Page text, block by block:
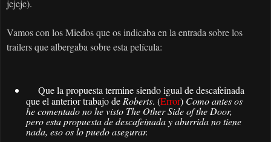
jejeje).
Vamos con los Miedos que os indicaba en la entrada sobre los
trailers que albergaba sobre esta película:
Que la propuesta termine siendo igual de descafeinada
que el anterior trabajo deRoberts. (Error) Como antes os
he comentado no he visto The Other Side of the Door,
pero esta propuesta de descafeinada y aburrida no tiene
nada, eso os lo puedo asegurar.